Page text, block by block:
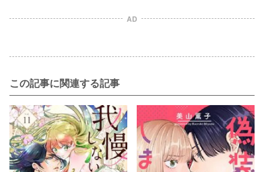
AD
この記事に関連する記事